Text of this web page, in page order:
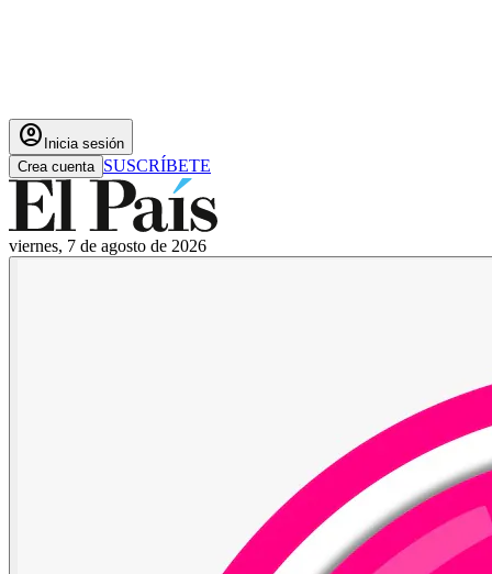
account_circle Inicia sesión
Crea cuenta SUSCRÍBETE
viernes, 7 de agosto de 2026